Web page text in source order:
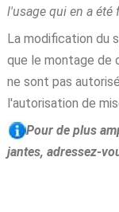
l'usage qui en a été
La modification du
que le montage de
ne sont pas
l'autorisation de
Pour de plus
jantes, adressez-